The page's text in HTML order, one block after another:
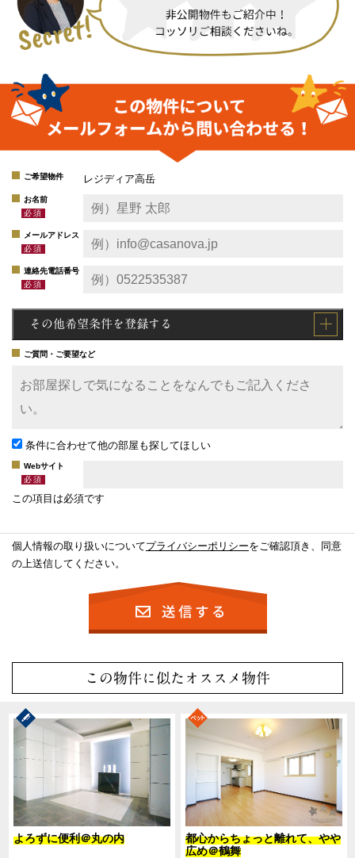
ご希望物件 レジディア高岳
お名前
メールアドレス
連絡先電話番号
その他希望条件を登録する
ご質問・ご要望など
条件に合わせて他の部屋も探してほしい
Webサイト
この項目は必須です
個人情報の取り扱いについてプライバシーポリシーをご確認頂き、同意
の上送信してください。
この物件に似たオススメ物件
よろずに便利＠丸の内
都心からちょっと離れて、やや
広め＠鶴舞